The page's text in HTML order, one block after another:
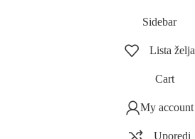
Sidebar
Lista želja
Cart
My account
Uporedi